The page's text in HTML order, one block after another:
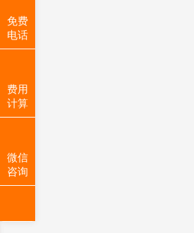
免费
电话
费用
计算
微信
咨询